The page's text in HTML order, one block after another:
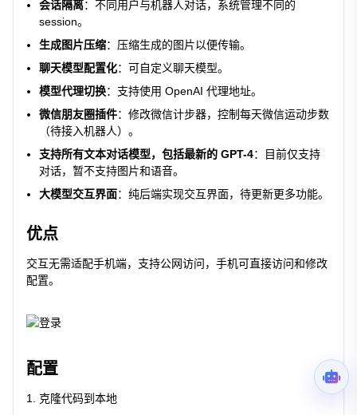
会话隔离：不同用户与机器人对话，系统管理不同的
session。
生成图片压缩：压缩生成的图片以便传输。
聊天模型配置化：可自定义聊天模型。
模型代理切换：支持使用 OpenAI 代理地址。
微信朋友圈插件：修改微信计步器，控制每天微信运动步数
（待接入机器人）。
支持所有文本对话模型，包括最新的 GPT-4：目前仅支持
对话，暂不支持图片和语音。
大模型交互界面：纯后端实现交互界面，待更新更多功能。
优点
交互无需适配手机端，支持公网访问，手机可直接访问和修改
配置。
配置
克隆代码到本地